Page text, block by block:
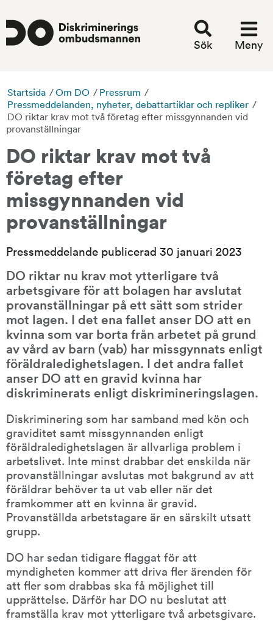
Sök Meny
Startsida /Om DO / Pressrum /
Pressmeddelanden, nyheter, debattartiklar och repliker /
DO riktar krav mot två företag efter missgynnanden vid
provanställningar
DO riktar krav mot två
företag efter
missgynnanden vid
provanställningar
Pressmeddelande publicerad 30 januari 2023
DO riktar nu krav mot ytterligare två
arbetsgivare för att bolagen har avslutat
provanställningar på ett sätt som strider
mot lagen. I det ena fallet anser DO att en
kvinna som var borta från arbetet på grund
av vård av barn (vab) har missgynnats enligt
föräldraledighetslagen. I det andra fallet
anser DO att en gravid kvinna har
diskriminerats enligt diskrimineringslagen.
Diskriminering som har samband med kön och
graviditet samt missgynnanden enligt
föräldraledighetslagen är allvarliga problem i
arbetslivet. Inte minst drabbar det enskilda när
provanställningar avslutas mot bakgrund av att
föräldrar behöver ta ut vab eller när det
framkommer att en kvinna är gravid.
Provanställda arbetstagare är en särskilt utsatt
grupp.
DO har sedan tidigare flaggat för att
myndigheten kommer att driva fler ärenden för
att fler som drabbas ska få möjlighet till
upprättelse. Därför har DO nu beslutat att
framställa krav mot ytterligare två arbetsgivare.